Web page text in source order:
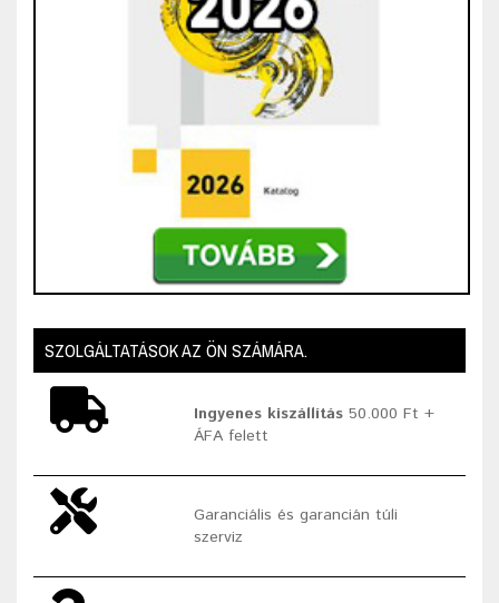
SZOLGÁLTATÁSOK AZ ÖN SZÁMÁRA.
Ingyenes kiszállítás 50.000 Ft +
ÁFA felett
Garanciális és garancián túli
szerviz